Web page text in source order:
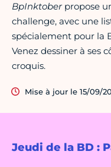
Jeudi de la BD :
BpInktoberpropose
challenge, avec une
spécialement pour la
Venez dessiner à ses
croquis.
Mise à jour le 15/09/